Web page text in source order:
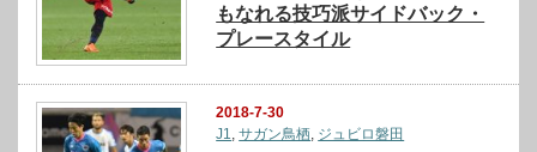
もなれる技巧派サイドバック・
プレースタイル
2018-7-30
J1,サガン鳥栖, ジュビロ磐田